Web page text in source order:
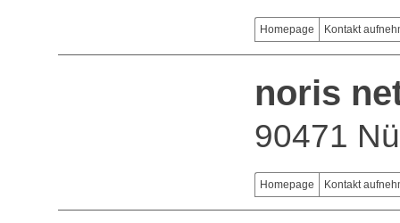
Homepage Kontakt
noris
90471
Homepage Kontakt